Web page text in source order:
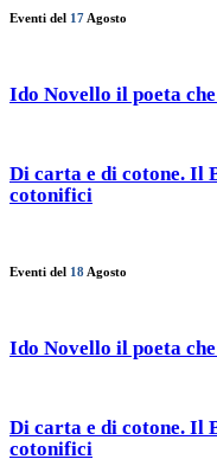
Eventi del 17 Agosto
Ido Novello il poeta
Di carta e di cotone. Il
cotonifici
Eventi del 18 Agosto
Ido Novello il poeta
Di carta e di cotone. Il
cotonifici